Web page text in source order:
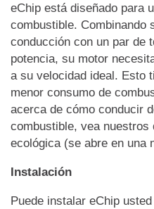
eChip está diseñado para
combustible. Combinando
conducción con un par de
potencia, su motor
a su velocidad ideal. Esto
menor consumo de
acerca de cómo conducir
combustible, vea nuestros
ecológica (se abre en una
Instalación
Puede instalar eChip